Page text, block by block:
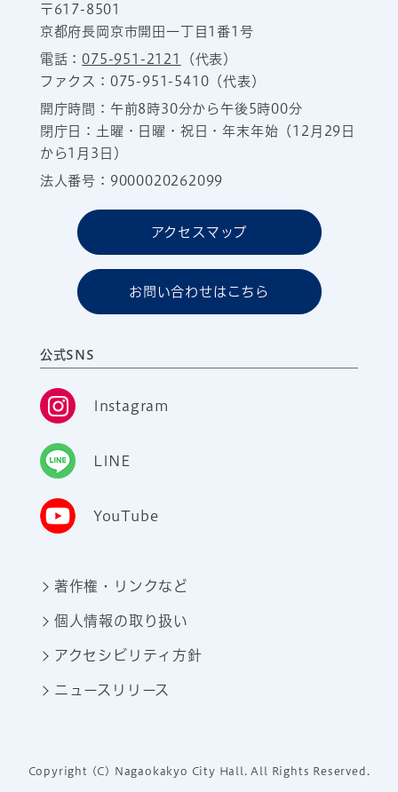
〒617-8501
京都府長岡京市開田一丁目1番1号
電話：075-951-2121
（代表）
ファクス：075-951-5410（代表）
開庁時間：午前8時30分から午後5時00分
閉庁日：土曜・日曜・祝日・年末年始（12月29日
から1月3日）
法人番号：9000020262099
アクセスマップ
お問い合わせはこちら
公式SNS
Instagram
LINE
YouTube
著作権・リンクなど
個人情報の取り扱い
アクセシビリティ方針
ニュースリリース
Copyright (C) Nagaokakyo City Hall. All Rights Reserved.